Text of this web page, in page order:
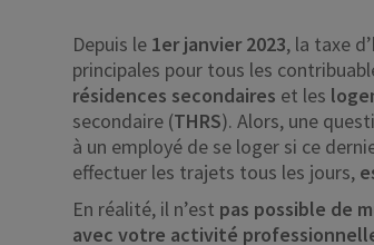
Depuis le 1er janvier 2023, la taxe
principales pour tous les
résidences secondaires et les
secondaire (THRS). Alors, une
à un employé de se loger si ce
effectuer les trajets tous les jours,
En réalité, il n’est pas possible de
avec votre activité